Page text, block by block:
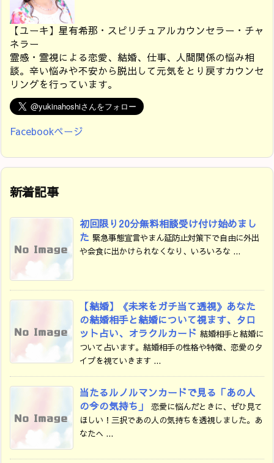
【ユーキ】星有希那・スピリチュアルカウンセラー・チャ
ネラー
霊感・霊視による恋愛、結婚、仕事、人間関係の悩み相
談。辛い悩みや不安から脱出して元気をとり戻すカウンセ
リングを行っています。
Facebookページ
新着記事
初回限り20分無料相談受け付け始めまし
た 緊急事態宣言やまん延防止対策下で自由に外出
や会食に出かけられなくなり、いろいろな ...
【結婚】《未来をガチ当て透視》あなた
の結婚相手と結婚について視ます、タロ
ット占い、オラクルカード 結婚相手と結婚に
ついて占います。結婚相手の性格や特徴、恋愛のタ
イプを視ていきます ...
当たるルノルマンカードで見る「あの人
の今の気持ち」
恋愛に悩んだときに、ぜひ見て
ほしい！三択であの人の気持ちを透視しました。あ
なたへ ...